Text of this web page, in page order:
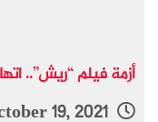
أزمة فيلم “ريش”..